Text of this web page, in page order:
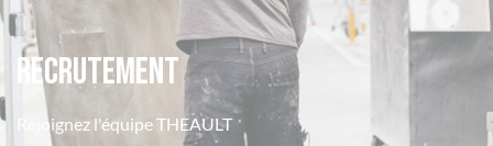
Recrutement
Rejoignez l'équipe THEAULT